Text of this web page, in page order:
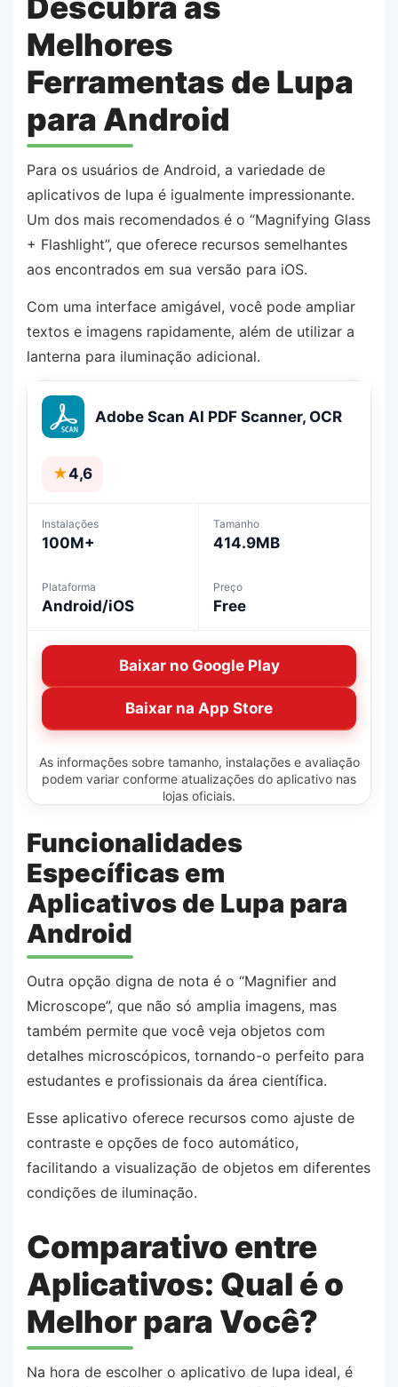
Melhores
Ferramentas de Lupa
para Android
Para os usuários de Android, a variedade de
aplicativos de lupa é igualmente impressionante.
Um dos mais recomendados é o “Magnifying Glass
+ Flashlight”, que oferece recursos semelhantes
aos encontrados em sua versão para iOS.
Com uma interface amigável, você pode ampliar
textos e imagens rapidamente, além de utilizar a
lanterna para iluminação adicional.
Adobe Scan AI PDF Scanner, OCR
★4,6
Instalações
100M+
Tamanho
414.9MB
Plataforma
Android/iOS
Preço
Free
Baixar no Google Play
Baixar na App Store
As informações sobre tamanho, instalações e avaliação
podem variar conforme atualizações do aplicativo nas
lojas oficiais.
Funcionalidades
Específicas em
Aplicativos de Lupa para
Android
Outra opção digna de nota é o “Magnifier and
Microscope”, que não só amplia imagens, mas
também permite que você veja objetos com
detalhes microscópicos, tornando-o perfeito para
estudantes e profissionais da área científica.
Esse aplicativo oferece recursos como ajuste de
contraste e opções de foco automático,
facilitando a visualização de objetos em diferentes
condições de iluminação.
Comparativo entre
Aplicativos: Qual é o
Melhor para Você?
Na hora de escolher o aplicativo de lupa ideal, é